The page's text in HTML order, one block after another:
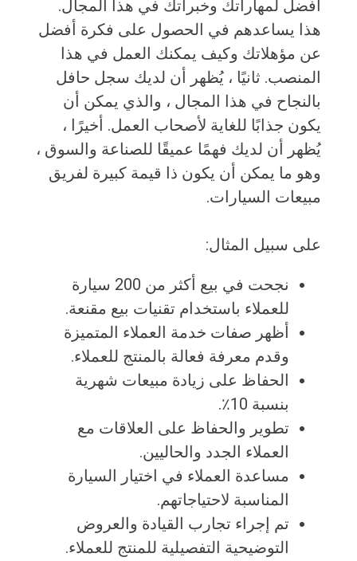
أفضل لمهاراتك وخبراتك في هذا المجال.
هذا يساعدهم في الحصول على فكرة أفضل
عن مؤهلاتك وكيف يمكنك العمل في هذا
المنصب. ثانيًا ، يُظهر أن لديك سجل حافل
بالنجاح في هذا المجال ، والذي يمكن أن
يكون جذابًا للغاية لأصحاب العمل. أخيرًا ،
يُظهر أن لديك فهمًا عميقًا للصناعة والسوق ،
وهو ما يمكن أن يكون ذا قيمة كبيرة لفريق
مبيعات السيارات.
على سبيل المثال:
نجحت في بيع أكثر من 200 سيارة
للعملاء باستخدام تقنيات بيع مقنعة.
أظهر صفات خدمة العملاء المتميزة
وقدم معرفة فعالة بالمنتج للعملاء.
الحفاظ على زيادة مبيعات شهرية
بنسبة 10٪.
تطوير والحفاظ على العلاقات مع
العملاء الجدد والحاليين.
مساعدة العملاء في اختيار السيارة
المناسبة لاحتياجاتهم.
تم إجراء تجارب القيادة والعروض
التوضيحية التفصيلية للمنتج للعملاء.